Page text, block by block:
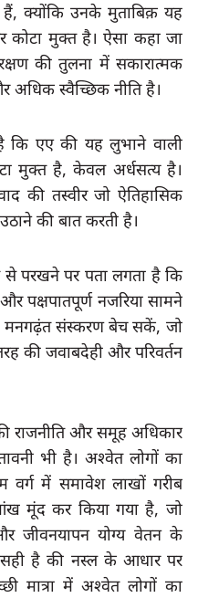
हैं, क्योंकि उनके मुताबिक़ यह
कोटा मुक्त है। ऐसा कहा जा
की तुलना में सकारात्मक
अधिक स्वैच्छिक नीति है।
एए की यह लुभाने वाली
मुक्त है, केवल अर्धसत्य है।
की तस्वीर जो ऐतिहासिक
की बात करती है।
से परखने पर पता लगता है कि
पक्षपातपूर्ण नजरिया सामने
मनगढ़ंत संस्करण बेच सकें, जो
की जवाबदेही और परिवर्तन
राजनीति और समूह अधिकार
भी है। अश्वेत लोगों का
में समावेश लाखों गरीब
मूंद कर किया गया है, जो
और जीवनयापन योग्य वेतन के
है की नस्ल के आधार पर
मात्रा में अश्वेत लोगों का